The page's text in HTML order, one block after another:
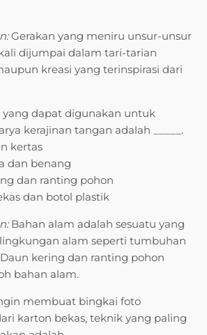
Gerakan yang meniru unsur-unsur
dijumpai dalam tari-tarian
kreasi yang terinspirasi dari
yang dapat digunakan untuk
kerajinan tangan adalah _____.
kertas
dan benang
dan ranting pohon
dan botol plastik
Bahan alam adalah sesuatu yang
alam seperti tumbuhan
kering dan ranting pohon
bahan alam.
membuat bingkai foto
karton bekas, teknik yang paling